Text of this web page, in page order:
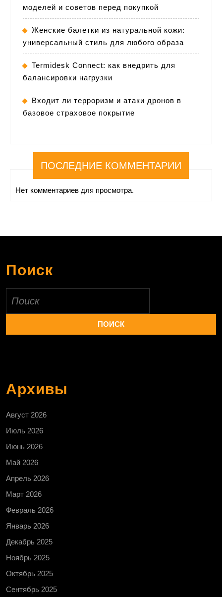
моделей и советов перед покупкой
Женские балетки из натуральной кожи:
универсальный стиль для любого образа
Termidesk Connect: как внедрить для
балансировки нагрузки
Входит ли терроризм и атаки дронов в
базовое страховое покрытие
ПОСЛЕДНИЕ КОММЕНТАРИИ
Нет комментариев для просмотра.
Поиск
Архивы
Август 2026
Июль 2026
Июнь 2026
Май 2026
Апрель 2026
Март 2026
Февраль 2026
Январь 2026
Декабрь 2025
Ноябрь 2025
Октябрь 2025
Сентябрь 2025